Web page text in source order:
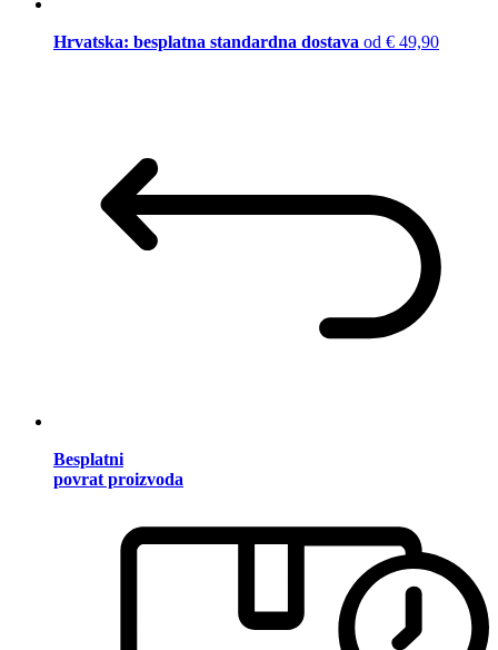
Hrvatska: besplatna standardna dostava od € 49,90
Besplatni
povrat proizvoda